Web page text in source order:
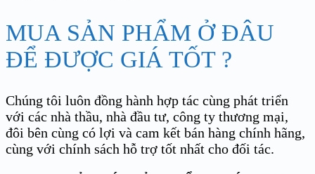
MUA SẢN PHẨM Ở ĐÂU
ĐỂ ĐƯỢC GIÁ TỐT ?
Chúng tôi luôn đồng hành hợp tác cùng phát triển
với các nhà thầu, nhà đầu tư, công ty thương mại,
đôi bên cùng có lợi và cam kết bán hàng chính hãng,
cùng với chính sách hỗ trợ tốt nhất cho đối tác.